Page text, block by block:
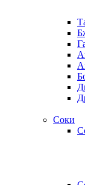
Соки